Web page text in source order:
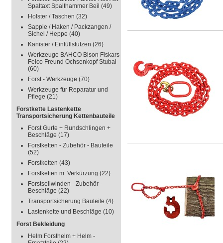
Spaltaxt Spalthammer Beil (49)
Holster / Taschen (32)
Sappie / Haken / Packzangen /
Sichel / Heppe (40)
Kanister / Einfüllstutzen (26)
Werkzeuge BAHCO Bison Fiskars
Felco Freund Ochsenkopf Stubai
(60)
Forst - Werkzeuge (70)
Werkzeuge für Reparatur und
Pflege (21)
Forstkette Lastenkette
Transportsicherung Kettenbauteile
Forst Gurte + Rundschlingen +
Beschläge (17)
Forstketten - Zubehör - Bauteile
(52)
Forstketten (43)
Forstketten m. Verkürzung (22)
Forstseilwinden - Zubehör -
Beschläge (22)
Transportsicherung Bauteile (4)
Lastenkette und Beschläge (10)
Forst Bekleidung
Helm Forsthelm + Helm -